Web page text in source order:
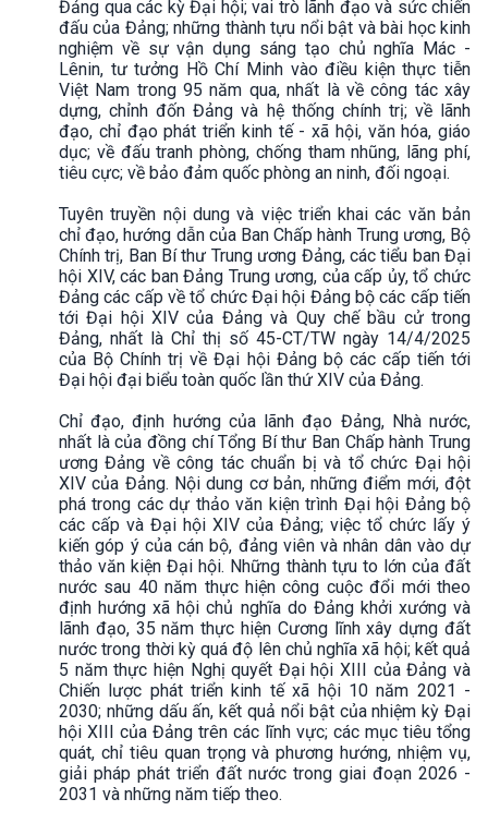
Đảng qua các kỳ Đại hội; vai trò lãnh đạo và sức chiến
đấu của Đảng; những thành tựu nổi bật và bài học kinh
nghiệm về sự vận dụng sáng tạo chủ nghĩa Mác -
Lênin, tư tưởng Hồ Chí Minh vào điều kiện thực tiễn
Việt Nam trong 95 năm qua, nhất là về công tác xây
dựng, chỉnh đốn Đảng và hệ thống chính trị; về lãnh
đạo, chỉ đạo phát triển kinh tế - xã hội, văn hóa, giáo
dục; về đấu tranh phòng, chống tham nhũng, lãng phí,
tiêu cực; về bảo đảm quốc phòng an ninh, đối ngoại.
Tuyên truyền nội dung và việc triển khai các văn bản
chỉ đạo, hướng dẫn của Ban Chấp hành Trung ương, Bộ
Chính trị, Ban Bí thư Trung ương Đảng, các tiểu ban Đại
hội XIV, các ban Đảng Trung ương, của cấp ủy, tổ chức
Đảng các cấp về tổ chức Đại hội Đảng bộ các cấp tiến
tới Đại hội XIV của Đảng và Quy chế bầu cử trong
Đảng, nhất là Chỉ thị số 45-CT/TW ngày 14/4/2025
của Bộ Chính trị về Đại hội Đảng bộ các cấp tiến tới
Đại hội đại biểu toàn quốc lần thứ XIV của Đảng.
Chỉ đạo, định hướng của lãnh đạo Đảng, Nhà nước,
nhất là của đồng chí Tổng Bí thư Ban Chấp hành Trung
ương Đảng về công tác chuẩn bị và tổ chức Đại hội
XIV của Đảng. Nội dung cơ bản, những điểm mới, đột
phá trong các dự thảo văn kiện trình Đại hội Đảng bộ
các cấp và Đại hội XIV của Đảng; việc tổ chức lấy ý
kiến góp ý của cán bộ, đảng viên và nhân dân vào dự
thảo văn kiện Đại hội. Những thành tựu to lớn của đất
nước sau 40 năm thực hiện công cuộc đổi mới theo
định hướng xã hội chủ nghĩa do Đảng khởi xướng và
lãnh đạo, 35 năm thực hiện Cương lĩnh xây dựng đất
nước trong thời kỳ quá độ lên chủ nghĩa xã hội; kết quả
5 năm thực hiện Nghị quyết Đại hội XIII của Đảng và
Chiến lược phát triển kinh tế xã hội 10 năm 2021 -
2030; những dấu ấn, kết quả nổi bật của nhiệm kỳ Đại
hội XIII của Đảng trên các lĩnh vực; các mục tiêu tổng
quát, chỉ tiêu quan trọng và phương hướng, nhiệm vụ,
giải pháp phát triển đất nước trong giai đoạn 2026 -
2031 và những năm tiếp theo.